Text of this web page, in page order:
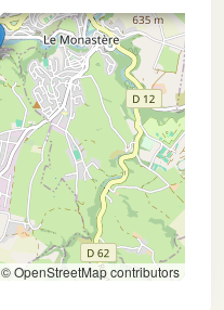
© OpenStreetMap contributors